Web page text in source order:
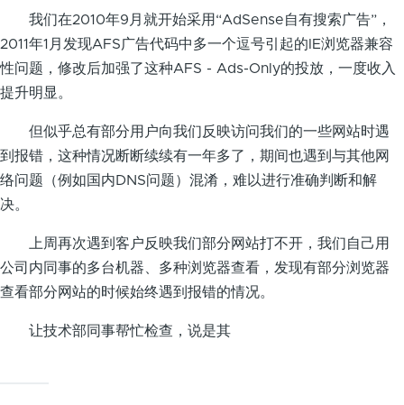
我们在2010年9月就开始采用“AdSense自有搜索广告”，
2011年1月发现AFS广告代码中多一个逗号引起的IE浏览器兼容
性问题，修改后加强了这种AFS - Ads-Only的投放，一度收入
提升明显。
但似乎总有部分用户向我们反映访问我们的一些网站时遇
到报错，这种情况断断续续有一年多了，期间也遇到与其他网
络问题（例如国内DNS问题）混淆，难以进行准确判断和解
决。
上周再次遇到客户反映我们部分网站打不开，我们自己用
公司内同事的多台机器、多种浏览器查看，发现有部分浏览器
查看部分网站的时候始终遇到报错的情况。
让技术部同事帮忙检查，说是其